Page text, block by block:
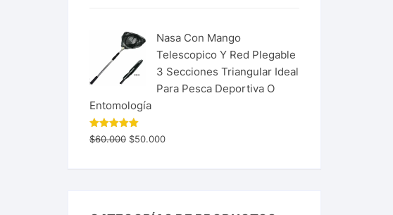
Nasa Con Mango
Telescopico Y Red Plegable
3 Secciones Triangular Ideal
Para Pesca Deportiva O
Entomología
Valorado
con 5.00
$60.000 $50.000